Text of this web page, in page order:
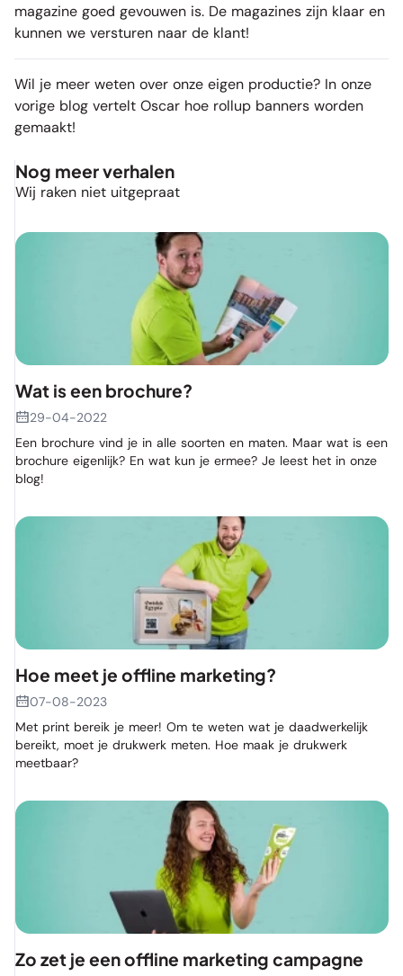
magazine goed gevouwen is. De magazines zijn klaar en
kunnen we versturen naar de klant!
Wil je meer weten over onze eigen productie? In onze
vorige blog vertelt Oscar hoe rollup banners worden
gemaakt!
Nog meer verhalen
Wij raken niet uitgepraat
Wat is een brochure?
29-04-2022
Een brochure vind je in alle soorten en maten. Maar wat is een
brochure eigenlijk? En wat kun je ermee? Je leest het in onze
blog!
Hoe meet je offline marketing?
07-08-2023
Met print bereik je meer! Om te weten wat je daadwerkelijk
bereikt, moet je drukwerk meten. Hoe maak je drukwerk
meetbaar?
Zo zet je een offline marketing campagne